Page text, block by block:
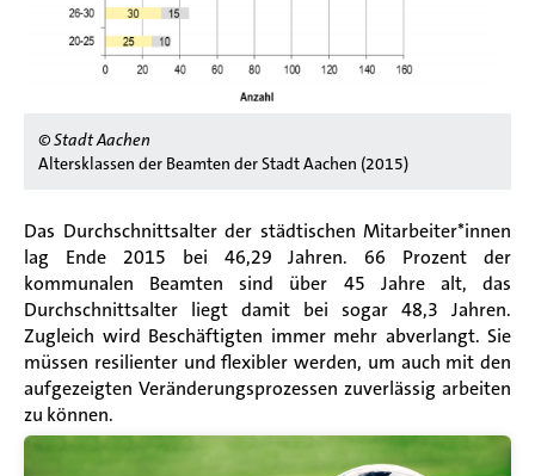
© Stadt Aachen
Altersklassen der Beamten der Stadt Aachen (2015)
Das Durchschnittsalter der städtischen Mitarbeiter*innen
lag Ende 2015 bei 46,29 Jahren. 66 Prozent der
kommunalen Beamten sind über 45 Jahre alt, das
Durchschnittsalter liegt damit bei sogar 48,3 Jahren.
Zugleich wird Beschäftigten immer mehr abverlangt. Sie
müssen resilienter und flexibler werden, um auch mit den
aufgezeigten Veränderungsprozessen zuverlässig arbeiten
zu können.